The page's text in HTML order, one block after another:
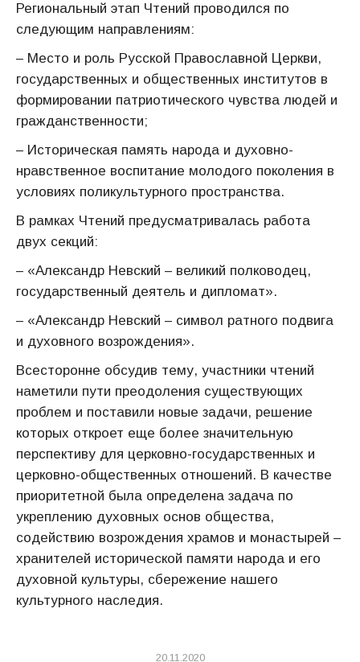
Региональный этап Чтений проводился по
следующим направлениям:
– Место и роль Русской Православной Церкви,
государственных и общественных институтов в
формировании патриотического чувства людей и
гражданственности;
– Историческая память народа и духовно-
нравственное воспитание молодого поколения в
условиях поликультурного пространства.
В рамках Чтений предусматривалась работа
двух секций:
– «Александр Невский – великий полководец,
государственный деятель и дипломат».
– «Александр Невский – символ ратного подвига
и духовного возрождения».
Всесторонне обсудив тему, участники чтений
наметили пути преодоления существующих
проблем и поставили новые задачи, решение
которых откроет еще более значительную
перспективу для церковно-государственных и
церковно-общественных отношений. В качестве
приоритетной была определена задача по
укреплению духовных основ общества,
содействию возрождения храмов и монастырей –
хранителей исторической памяти народа и его
духовной культуры, сбережение нашего
культурного наследия.
20.11.2020